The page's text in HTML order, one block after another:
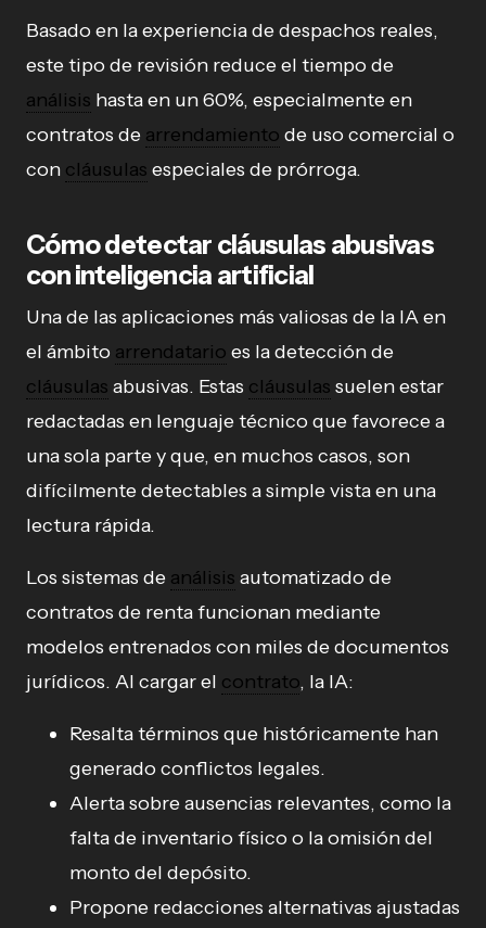
Basado en la experiencia de despachos reales,
este tipo de revisión reduce el tiempo de
análisis hasta en un 60%, especialmente en
contratos de arrendamiento de uso comercial o
con cláusulas especiales de prórroga.
Cómo detectar cláusulas abusivas
con inteligencia artificial
Una de las aplicaciones más valiosas de la IA en
el ámbito arrendatario es la detección de
cláusulas abusivas. Estas cláusulas suelen estar
redactadas en lenguaje técnico que favorece a
una sola parte y que, en muchos casos, son
difícilmente detectables a simple vista en una
lectura rápida.
Los sistemas de análisis automatizado de
contratos de renta funcionan mediante
modelos entrenados con miles de documentos
jurídicos. Al cargar el contrato, la IA:
Resalta términos que históricamente han
generado conflictos legales.
Alerta sobre ausencias relevantes, como la
falta de inventario físico o la omisión del
monto del depósito.
Propone redacciones alternativas ajustadas